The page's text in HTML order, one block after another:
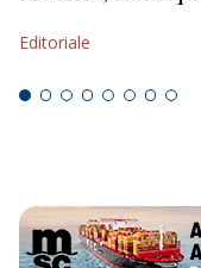
Editoriale